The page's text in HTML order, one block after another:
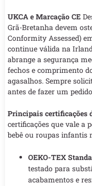
UKCA e Marcação CE
Grã-Bretanha devem
Conformity Assessed)
continue válida na
abrange a segurança
fechos e comprimento
agasalhos. Sempre
antes de fazer um
Principais certificações
certificações que vale a
bebê ou roupas infantis
OEKO-TEX
testado para
acabamentos e